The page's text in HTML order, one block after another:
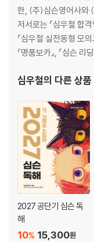
UNIT 18. 문장 맨 앞에
UNIT 19. 문장 맨 앞에
UNIT 20. 문장 중간에 to
UNIT 21. 문장 중간에
PART 4 그 밖의 핵심 구문
UNIT 23. And/Or 용법
UNIT 24. 비교급/원급
UNIT 25. 기타 구문/기
REVIEW TEST
부록 독해가 쉬워지는 영
1. 아는데 해석이 안 되는
2. 필수 다의어 정리
3. 주요 전치사 정리
한, (주)심슨영어사와
저서로는 『심우철 합격
『심우철 실전동형 모
『명품보카』, 『심슨
심우철의 다른 상품
2027 공단기 심슨 독
해
15,300원
10%